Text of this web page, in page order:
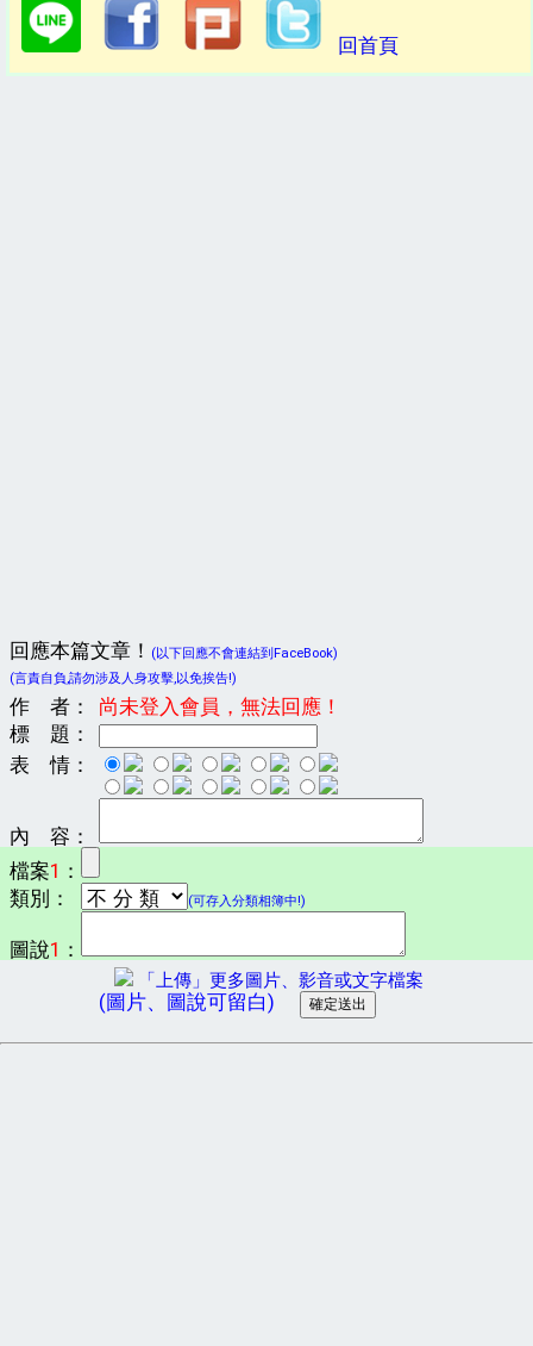
回首頁
回應本篇文章！
(以下回應不會連結到FaceBook)
(言責自負,請勿涉及人身攻擊,以免挨告!)
作 者：
尚未登入會員，無法回應！
標 題：
表 情：
內 容：
檔案1 ：
類別：
(可存入分類相簿中!)
圖說1 ：
「上傳」更多圖片、影音或文字檔案
(圖片、圖說可留白)